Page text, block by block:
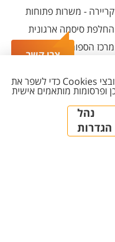
צרו קשר
קריירה - משרות פתוחות
החלפת סיסמה ארגונית
מרכז הספורט והנופש
חירום